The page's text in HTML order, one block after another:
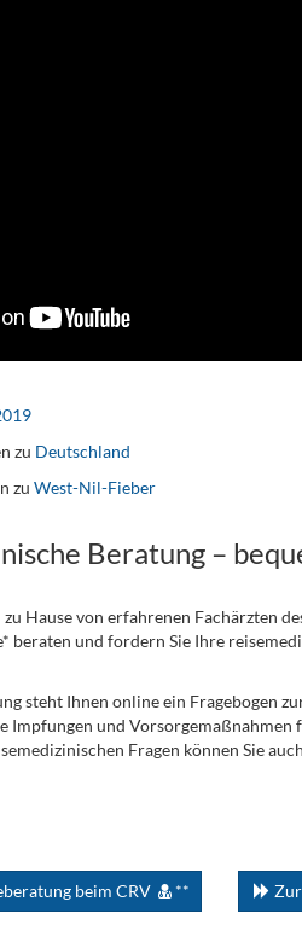
zu Deutschland
zu West-Nil-Fieber
Beratung –
zu Hause von erfahrenen Fachärzten
beraten und fordern Sie Ihre
steht Ihnen online ein Fragebogen
Impfungen und Vorsorgemaßnahmen
Fragen können Sie
beim CRV **